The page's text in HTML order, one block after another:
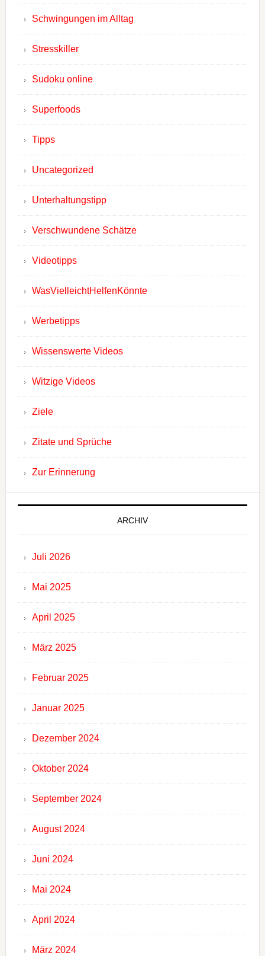
Schwingungen im Alltag
Stresskiller
Sudoku online
Superfoods
Tipps
Uncategorized
Unterhaltungstipp
Verschwundene Schätze
Videotipps
WasVielleichtHelfenKönnte
Werbetipps
Wissenswerte Videos
Witzige Videos
Ziele
Zitate und Sprüche
Zur Erinnerung
ARCHIV
Juli 2026
Mai 2025
April 2025
März 2025
Februar 2025
Januar 2025
Dezember 2024
Oktober 2024
September 2024
August 2024
Juni 2024
Mai 2024
April 2024
März 2024